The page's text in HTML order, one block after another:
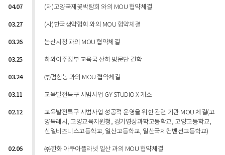
04.07 (재)고양국제꽃박람회 와의 MOU 협약체결
03.27 (사)한국생약협회 와의 MOU 협약체결
03.26 논산시청 과의 MOU 협약체결
03.25 하와이주정부 교육국 산하 방문단 견학
03.24 ㈜펌한농 과의 MOU 협약체결
03.11 교육발전특구 시범사업 GY STUDIO X 개소
02.12
교육발전특구 시범사업 성공적 운영을 위한 관련 기관 MOU 체결(고
양특례시, 고양교육지원청, 경기영상과학고등학교, 고양고등학교,
신일비즈니스고등학교, 일산고등학교, 일산국제컨벤션고등학교)
02.06 ㈜한화 아쿠아플라넷 일산 과의 MOU 협약체결